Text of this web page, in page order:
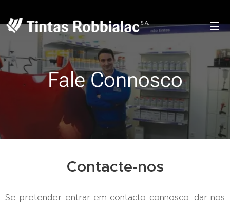
Fale Connosco
Contacte-nos
Se pretender entrar em contacto connosco, dar-nos